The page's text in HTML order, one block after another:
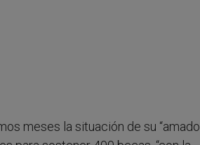
meses la situación de su “amado